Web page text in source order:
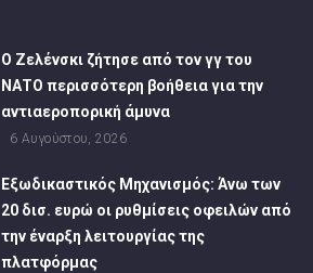
Ο Ζελένσκι ζήτησε από τον γγ του
ΝΑΤΟ περισσότερη βοήθεια για την
αντιαεροπορική άμυνα
6 Αυγούστου, 2026
Εξωδικαστικός Μηχανισμός: Άνω των
20 δισ. ευρώ οι ρυθμίσεις οφειλών από
την έναρξη λειτουργίας της
πλατφόρμας